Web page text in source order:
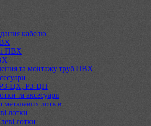
кабелю
ПВХ
та монтажу труб ПВХ
РЗ-ЦХ, РЗ-ЦП
та аксесуари
металевих лотків
лотки
лотки